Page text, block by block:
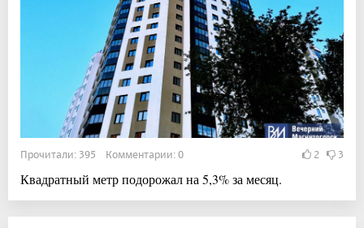
Прочитали: 395 Комментарии: 0 2 3
Квадратный метр подорожал на 5,3% за месяц.